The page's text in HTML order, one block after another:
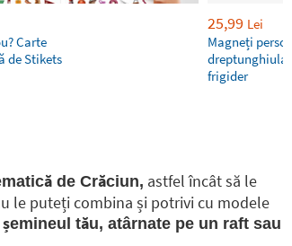
Carte
de Stikets
25,99 Lei
Magneți
frigider
de Crăciun, astfel încât să le
le puteți combina și potrivi cu modele
tău, atârnate pe un raft sau